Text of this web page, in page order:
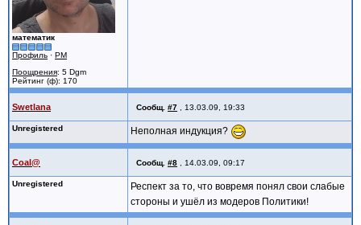
математик
Профиль · PM
Поощрения: 5 Dgm
Рейтинг (ф): 170
Swetlana Сообщ. #7 13.03.09, 19:33
Unregistered Неполная индукция?
Coal@ Сообщ. #8 14.03.09, 09:17
Unregistered
Респект за то, что вовремя понял свои слабые
стороны и ушёл из модеров Политики!